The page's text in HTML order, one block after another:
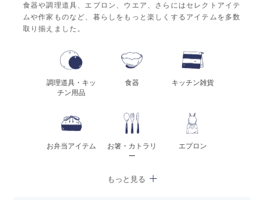
食器や調理道具、エプロン、ウエア、さらにはセレクトアイテ
ムや作家ものなど、暮らしをもっと楽しくするアイテムを多数
取り揃えました。
調理道具・キッ
チン用品
食器 キッチン雑貨
お弁当アイテム
お箸・カトラリ
ー
エプロン